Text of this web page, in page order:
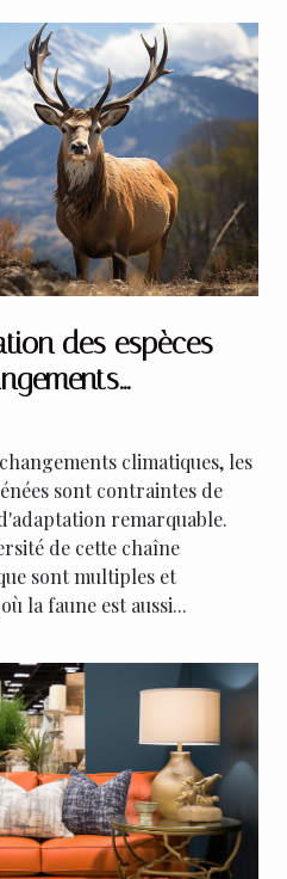
des espèces
Pyrénées
climatiques, les
sont contraintes de
remarquable.
de cette chaîne
sont multiples et
la faune est aussi...